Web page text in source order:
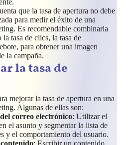
que la tasa de apertura no debe
para medir el éxito de una
Es recomendable combinarla
tasa de clics, la tasa de
para obtener una imagen
la campaña.
la tasa de
mejorar la tasa de apertura en una
Algunas de ellas son:
correo electrónico: Utilizar el
el asunto y segmentar la lista de
y el comportamiento del usuario.
: Escribir un contenido